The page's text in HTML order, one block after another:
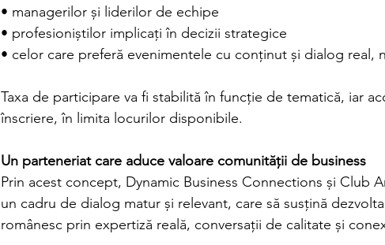
• managerilor și liderilor de echipe
• profesioniștilor implicați în decizii strategice
• celor care preferă evenimentele cu conținut și dialog real,
Taxa de participare va fi stabilită în funcție de tematică, iar
înscriere, în limita locurilor disponibile.
Un parteneriat care aduce valoare comunității de business
Prin acest concept, Dynamic Business Connections și Club
un cadru de dialog matur și relevant, care să susțină
românesc prin expertiză reală, conversații de calitate și